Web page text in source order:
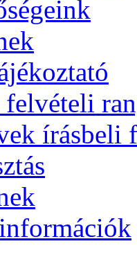
felvételi
írásbeli